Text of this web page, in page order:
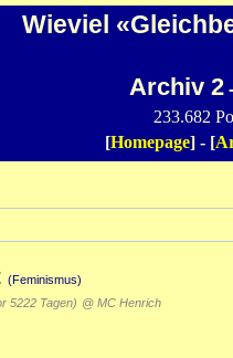
Wieviel
Archiv 2
233.682
[Homepage] - [
(Feminismus)
5222 Tagen) @ MC Henrich